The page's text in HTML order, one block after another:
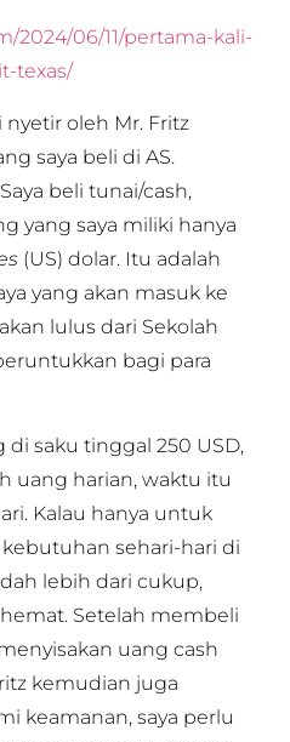
2024/06/11/pertama-kali-
texas/
nyetir oleh Mr. Fritz
saya beli di AS.
beli tunai/cash,
yang saya miliki hanya
(US) dolar. Itu adalah
yang akan masuk ke
lulus dari Sekolah
bagi para
saku tinggal 250 USD,
uang harian, waktu itu
Kalau hanya untuk
sehari-hari di
lebih dari cukup,
Setelah membeli
uang cash
kemudian juga
keamanan, saya perlu